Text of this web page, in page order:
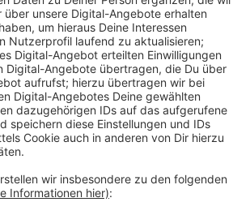
etwas bewegte. Die Frau
3.300 Euro in der Türkei gekauft.
habe, die Hunde am Zoll vorbei zu
man gegen sie ein
eingeleitet, außerdem musste sie
zahlen.